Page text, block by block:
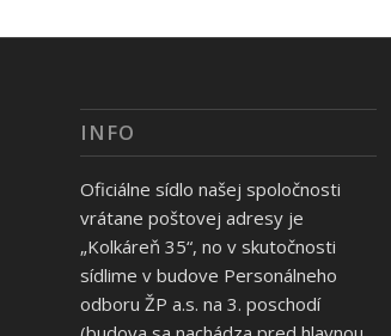
INFO
Oficiálne sídlo našej spoločnosti
vrátane poštovej adresy je
„Kolkáreň 35“, no v skutočnosti
sídlime v budove Personálneho
odboru ŽP a.s. na 3. poschodí